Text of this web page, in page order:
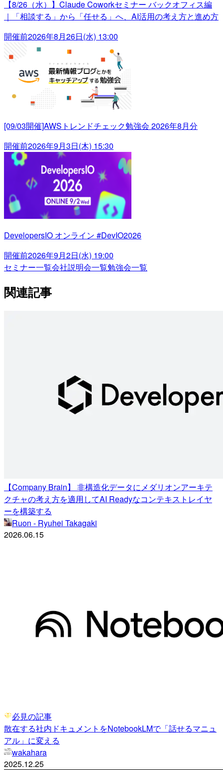
【8/26（水）】Claude Coworkセミナー バックオフィス編
｜「相談する」から「任せる」へ、AI活用の考え方と進め方
開催前2026年8月26日(水) 13:00
[09/03開催]AWSトレンドチェック勉強会 2026年8月分
開催前2026年9月3日(木) 15:30
DevelopersIO オンライン #DevIO2026
開催前2026年9月2日(水) 19:00
セミナー一覧会社説明会一覧勉強会一覧
関連記事
【Company Brain】 非構造化データにメダリオンアーキテ
クチャの考え方を適用してAI Readyなコンテキストレイヤ
ーを構築する
Ruon - Ryuhei Takagaki
2026.06.15
必見の記事
散在する社内ドキュメントをNotebookLMで「話せるマニュ
アル」に変える
wakahara
2025.12.25